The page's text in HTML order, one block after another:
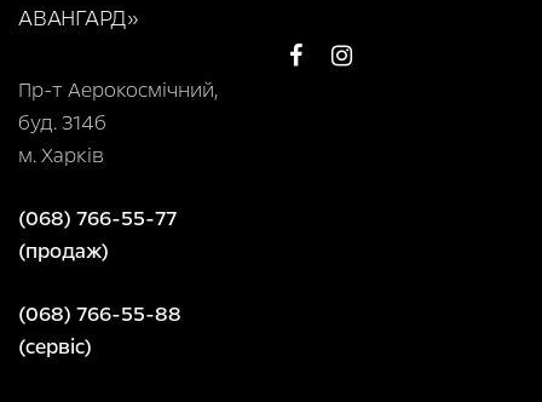
АВАНГАРД»
Пр-т Аерокосмічний,
буд. 314б
м. Харків
(068) 766-55-77
(продаж)
(068) 766-55-88
(сервіс)